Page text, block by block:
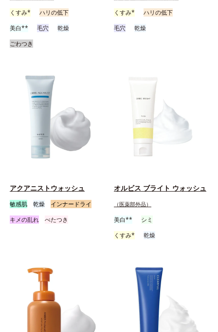
くすみ*
ハリの低下
美白**
毛穴
乾燥
ごわつき
くすみ*
ハリの低下
毛穴
乾燥
アクアニストウォッシュ
敏感肌 乾燥
インナードライ
キメの乱れ
べたつき
オルビス ブライト ウォッシュ
（医薬部外品）
美白**
シミ
くすみ*
乾燥